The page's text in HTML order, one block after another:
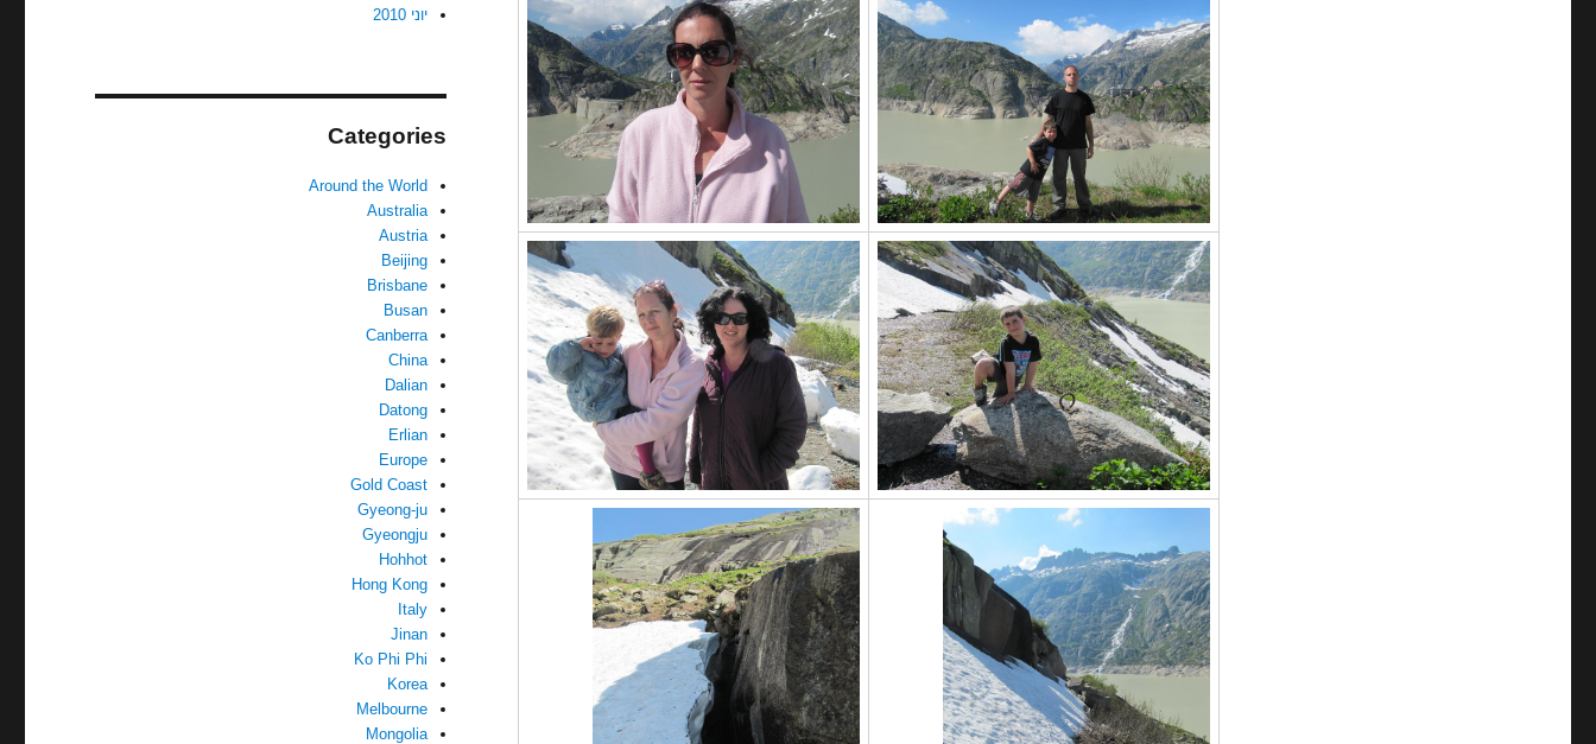
יוני 2010
Categories
Around the World
Australia
Austria
Beijing
Brisbane
Busan
Canberra
China
Dalian
Datong
Erlian
Europe
Gold Coast
Gyeong-ju
Gyeongju
Hohhot
Hong Kong
Italy
Jinan
Ko Phi Phi
Korea
Melbourne
Mongolia